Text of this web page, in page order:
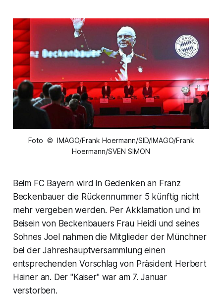
Foto © IMAGO/Frank Hoermann/SID/IMAGO/Frank
Hoermann/SVEN SIMON
Beim FC Bayern wird in Gedenken an Franz
Beckenbauer die Rückennummer 5 künftig nicht
mehr vergeben werden. Per Akklamation und im
Beisein von Beckenbauers Frau Heidi und seines
Sohnes Joel nahmen die Mitglieder der Münchner
bei der Jahreshauptversammlung einen
entsprechenden Vorschlag von Präsident Herbert
Hainer an. Der "Kaiser" war am 7. Januar
verstorben.